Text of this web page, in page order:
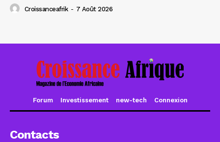
Croissanceafrik - 7 Août 2026
Forum Investissement new-tech Connexion
Contacts